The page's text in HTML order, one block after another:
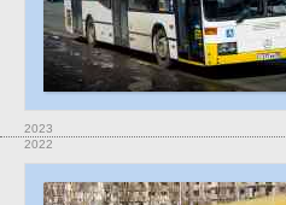
2023
2022